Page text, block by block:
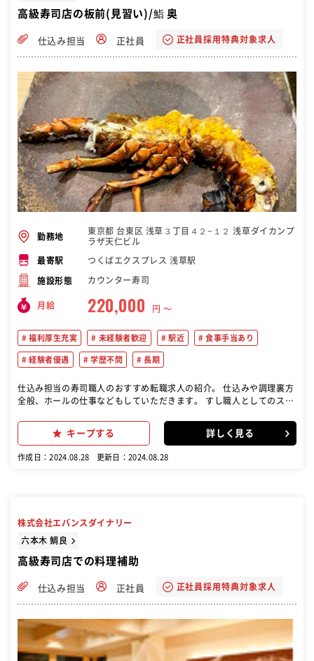
高級寿司店の板前(見習い)/鮨 奥
仕込み担当 正社員 正社員採用特典対象求人
勤務地
東京都 台東区 浅草３丁目４２−１２ 浅草ダイカンプ
ラザ天仁ビル
最寄駅 つくばエクスプレス 浅草駅
施設形態 カウンター寿司
月給 220,000 円 〜
福利厚生充実 未経験者歓迎 駅近 食事手当あり
経験者優遇 学歴不問 長期
仕込み担当の寿司職人のおすすめ転職求人の紹介。 仕込みや調理裏方
全般、ホールの仕事などもしていただきます。 すし職人としてのスキ
な調理技術を学ぶことができます。
キープする 詳しく見る
作成日：2024.08.28 更新日：2024.08.28
株式会社エバンスダイナリー
六本木 鯛良
高級寿司店での料理補助
仕込み担当 正社員 正社員採用特典対象求人